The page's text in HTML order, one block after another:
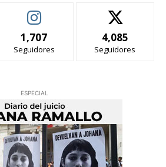
1,707
Seguidores
4,085
Seguidores
ESPECIAL